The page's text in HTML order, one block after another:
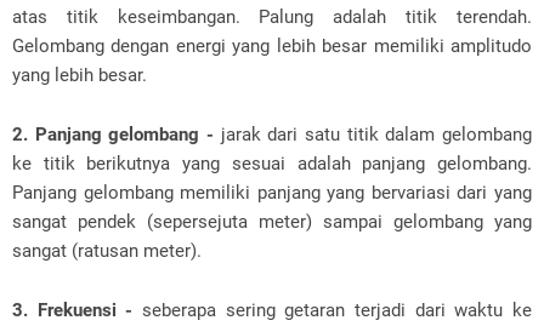
atas titik keseimbangan. Palung adalah titik terendah.
Gelombang dengan energi yang lebih besar memiliki amplitudo
yang lebih besar.
2. Panjang gelombang - jarak dari satu titik dalam gelombang
ke titik berikutnya yang sesuai adalah panjang gelombang.
Panjang gelombang memiliki panjang yang bervariasi dari yang
sangat pendek (sepersejuta meter) sampai gelombang yang
sangat (ratusan meter).
3. Frekuensi - seberapa sering getaran terjadi dari waktu ke